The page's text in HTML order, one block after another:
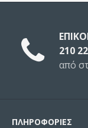
210
από
ΠΛΗΡΟΦΟΡΙΕΣ